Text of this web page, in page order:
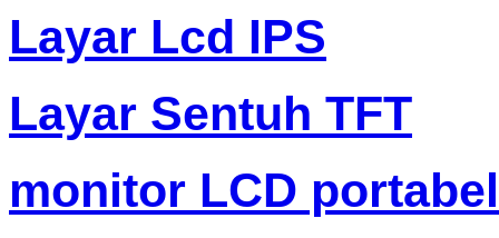
Layar Lcd IPS
Layar Sentuh TFT
monitor LCD portabel